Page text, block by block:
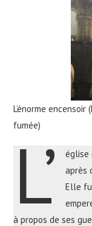
L’énorme
fumée)
L’
église
après
Elle
à propos de ses